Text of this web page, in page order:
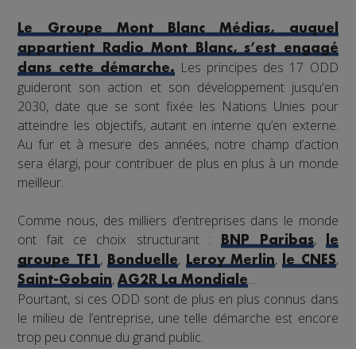
Le Groupe Mont Blanc Médias, auquel
appartient Radio Mont Blanc, s’est engagé
dans cette démarche.Les principes des 17 ODD
guideront son action et son développement jusqu'en
2030, date que se sont fixée les Nations Unies pour
atteindre les objectifs, autant en interne qu’en externe.
Au fur et à mesure des années, notre champ d’action
sera élargi, pour contribuer de plus en plus à un monde
meilleur.
Comme nous, des milliers d’entreprises dans le monde
ont fait ce choix structurant :
BNP Paribas,
le
groupe TF1 , Bonduelle, Leroy Merlin, le CNES,
Saint-Gobain,AG2R La Mondiale...
Pourtant, si ces ODD sont de plus en plus connus dans
le milieu de l’entreprise, une telle démarche est encore
trop peu connue du grand public.